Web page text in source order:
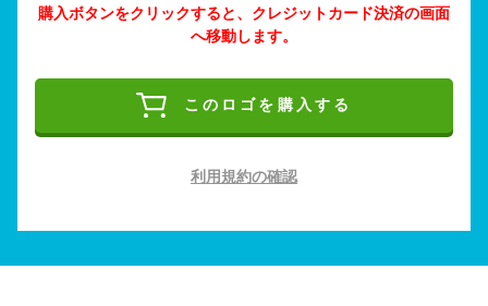
購入ボタンをクリックすると、クレジットカード決済の画面
へ移動します。
このロゴを購入する
利用規約の確認